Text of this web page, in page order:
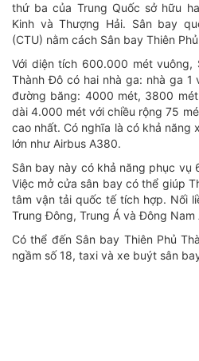
thứ ba của Trung Quốc sở hữu
Kinh và Thượng Hải. Sân bay
(CTU) nằm cách Sân bay Thiên
Với diện tích 600.000 mét vuông,
Thành Đô có hai nhà ga: nhà ga 1
đường băng: 4000 mét, 3800
dài 4.000 mét với chiều rộng 75
cao nhất. Có nghĩa là có khả năng
lớn như Airbus A380.
Sân bay này có khả năng phục vụ
Việc mở cửa sân bay có thể giúp
tâm vận tải quốc tế tích hợp. Nối
Trung Đông, Trung Á và Đông Nam
Có thể đến Sân bay Thiên Phủ
ngầm số 18, taxi và xe buýt sân